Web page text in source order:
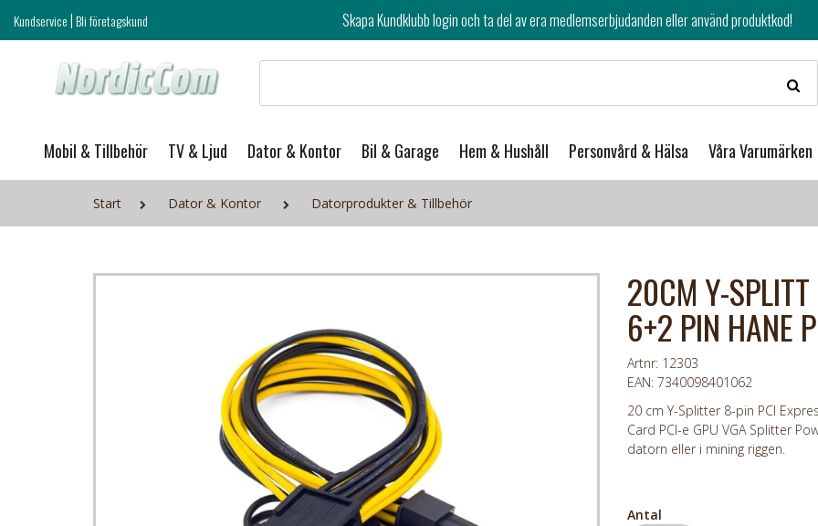
Kundservice|Bli företagskund Skapa Kundklubb login och ta del av era medlemserbjudanden eller använd produktkod!
Mobil & Tillbehör TV & Ljud Dator & Kontor Bil & Garage Hem & Hushåll Personvård & Hälsa Våra Varumärken
Start Dator & Kontor Datorprodukter & Tillbehör
20CM Y-
6+2 PIN HANE
Artnr: 12303
EAN: 7340098401062
20 cm Y-Splitter 8-pin PCI
Card PCI-e GPU VGA Splitter
datorn eller i mining riggen.
Antal